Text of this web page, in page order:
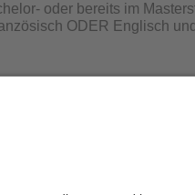
oder bereits im
ODER Englisch